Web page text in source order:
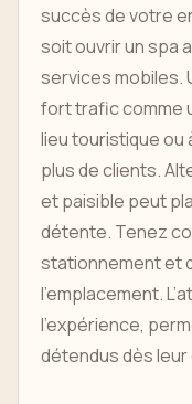
succès de votre
soit ouvrir un spa
services mobiles.
fort trafic comme
lieu touristique ou
plus de clients.
et paisible peut
détente. Tenez
stationnement et
l’emplacement.
l’expérience,
détendus dès